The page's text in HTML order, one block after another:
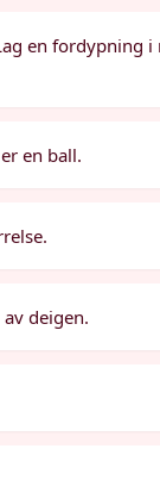
en
en ball.
deigen.